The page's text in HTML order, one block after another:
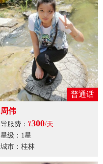
普通话
周伟
导服费： ¥300/天
星级：1星
城市：桂林